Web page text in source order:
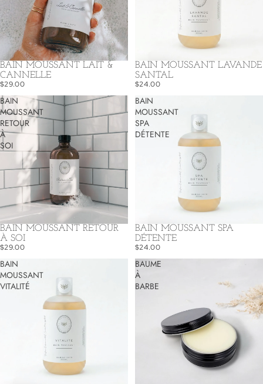
BAIN MOUSSANT LAIT &
CANNELLE
$29.00
BAIN MOUSSANT LAVANDE
SANTAL
$24.00
BAIN
MOUSSANT
RETOUR
À
SOI
BAIN MOUSSANT RETOUR
À SOI
$29.00
BAIN
MOUSSANT
SPA
DÉTENTE
BAIN MOUSSANT SPA
DÉTENTE
$24.00
BAIN
MOUSSANT
VITALITÉ
BAUME
À
BARBE